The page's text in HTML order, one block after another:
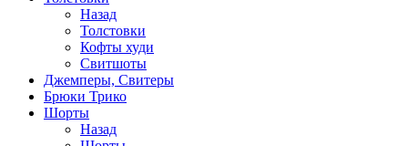
Назад
Толстовки
Кофты худи
Свитшоты
Джемперы, Свитеры
Брюки Трико
Шорты
Назад